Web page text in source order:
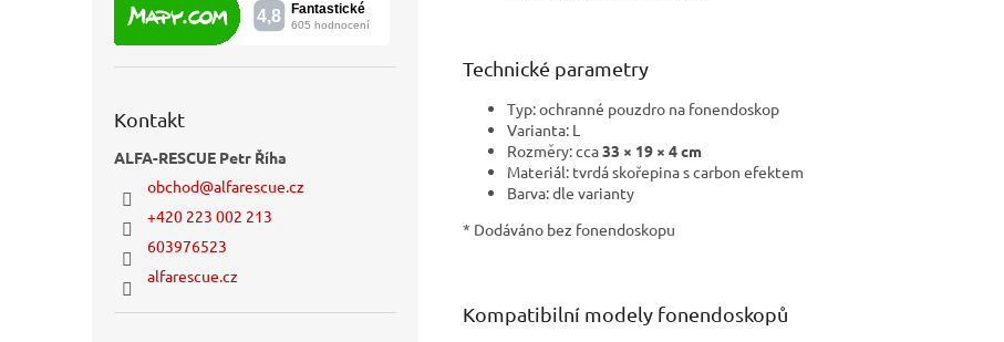
Kontakt
ALFA-RESCUE Petr Říha
obchod@alfarescue.cz
+420 223 002 213
603976523
alfarescue.cz
Technické parametry
Typ: ochranné pouzdro na fonendoskop
Varianta: L
Rozměry: cca33 × 19 × 4 cm
Materiál: tvrdá skořepina s carbon efektem
Barva: dle varianty
* Dodáváno bez fonendoskopu
Kompatibilní modely fonendoskopů